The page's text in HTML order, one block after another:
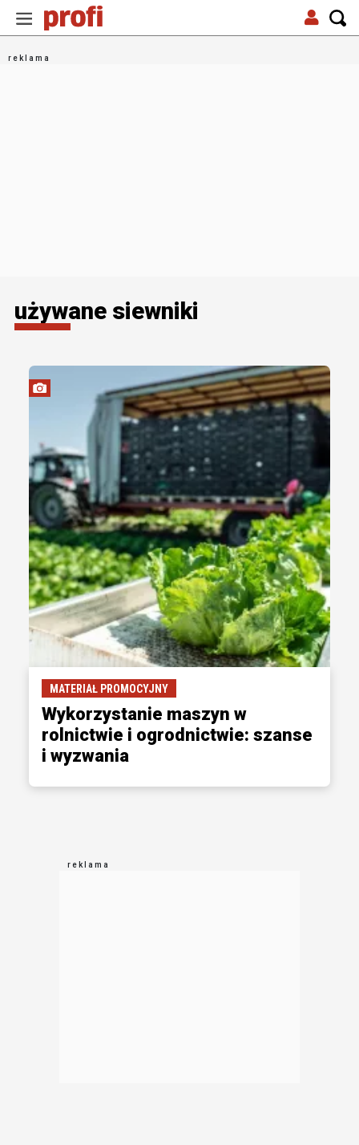
używane siewniki
MATERIAŁ PROMOCYJNY
Wykorzystanie maszyn w
rolnictwie i ogrodnictwie: szanse
i wyzwania